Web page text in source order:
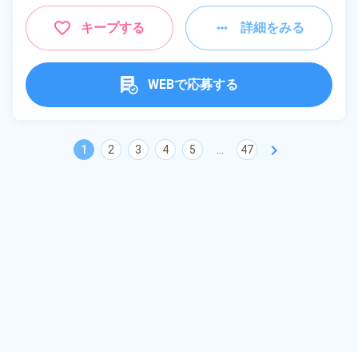
キープする 詳細をみる
WEBで応募する
1 2 3 4 5 47 chevron_right